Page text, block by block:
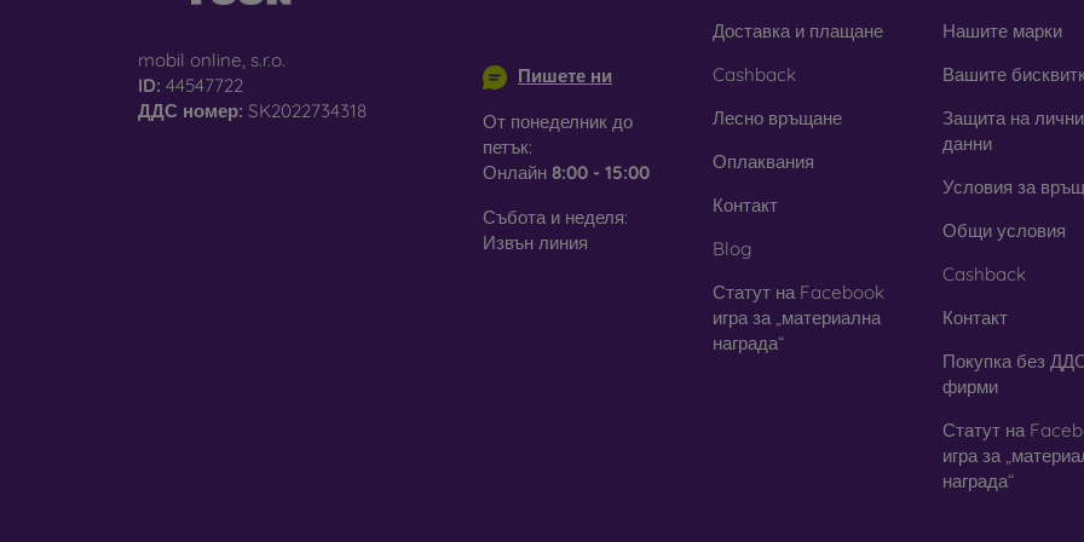
Защитни фолиа за мобилен
Освен закалени стъкла, можете да използвате и
предлага толкова висока степен на защита като стъклото. Използва
поставянето на стъкло е по-трудно. Благодарение на тънкия си
калъфи. В съчетание със защитен калъф осигурява достатъчно добро
Независимо дали изберете фолио или някой от видовете защитни
модел на вашия смартфон. В нашия онлайн магазинFOONще
стъкла за мобилни телефони.
mobil online, s.r.o.
ID: 44547722
ДДС ​​номер: SK2022734318
Пишете ни
От понеделник до
петък:
Онлайн 8:00 - 15:00
Събота и неделя:
Извън линия
Доставка и плащане
Cashback
Лесно връщане
Оплаквания
Контакт
Blog
Статут на Facebook
игра за „материална
награда“
Нашите марки
Вашите
Защита на
данни
Условия за
Общи условия
Cashback
Контакт
Покупка без
фирми
Статут на
игра за
награда“